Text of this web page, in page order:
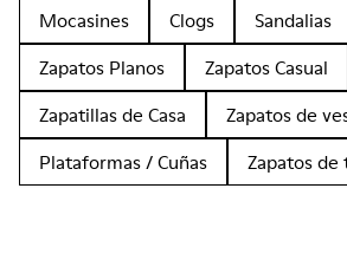
Mocasines
Clogs Sandalias
Zapatos Planos
Zapatos Casual
Zapatillas de Casa
Zapatos de
Plataformas / Cuñas
Zapatos de